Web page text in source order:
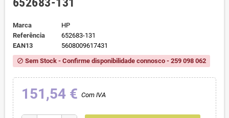
Marca
HP
Referência
652683-131
EAN13
5608009617431
block Sem Stock - Confirme disponibilidade connosco - 259 098 062
151,54 € Com IVA